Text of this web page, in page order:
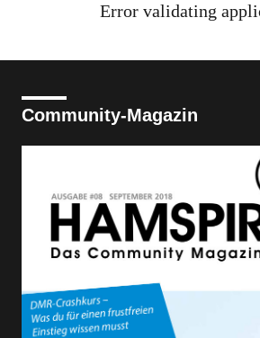
Error validating
Community-Magazin